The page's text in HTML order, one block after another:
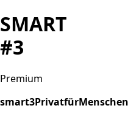
SMART
#3
Premium